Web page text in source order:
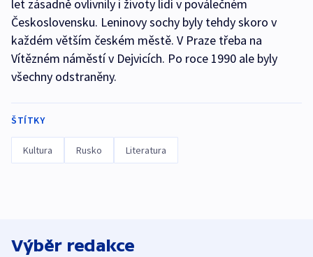
let zásadně ovlivnily i životy lidí v poválečném
Československu. Leninovy sochy byly tehdy skoro v
každém větším českém městě. V Praze třeba na
Vítězném náměstí v Dejvicích. Po roce 1990 ale byly
všechny odstraněny.
ŠTÍTKY
Kultura Rusko Literatura
Výběr redakce